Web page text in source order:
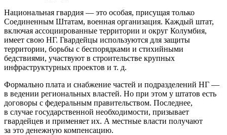
Национальная гвардия — это особая, присущая только
Соединенным Штатам, военная организация. Каждый штат,
включая ассоциированные территории и округ Колумбия,
имеет свою НГ. Гвардейцы используются для защиты
территории, борьбы с беспорядками и стихийными
бедствиями, участвуют в строительстве крупных
инфраструктурных проектов и т. д.
Формально плата и снабжение частей и подразделений НГ —
в ведении региональных властей. Но при этом у штатов есть
договоры с федеральным правительством. Последнее,
в случае государственной необходимости, призывает
гвардейцев и применяет их. А местные власти получают
за это денежную компенсацию.